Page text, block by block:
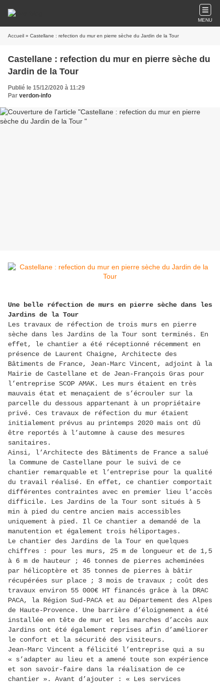
MENU
Accueil » Castellane : refection du mur en pierre sèche du Jardin de la Tour
Castellane : refection du mur en pierre sèche du
Jardin de la Tour
Publié le 15/12/2020 à 11:29
Par verdon-info
Une belle réfection de murs en pierre sèche dans les
Jardins de la Tour
Les travaux de réfection de trois murs en pierre
sèche dans les Jardins de la Tour sont terminés. En
effet, le chantier a été réceptionné récemment en
présence de Laurent Chaigne, Architecte des
Bâtiments de France, Jean-Marc Vincent, adjoint à la
Mairie de Castellane et de Jean-François Gras pour
l’entreprise SCOP AMAK. Les murs étaient en très
mauvais état et menaçaient de s’écrouler sur la
parcelle du dessous appartenant à un propriétaire
privé. Ces travaux de réfection du mur étaient
initialement prévus au printemps 2020 mais ont dû
être reportés à l’automne à cause des mesures
sanitaires.
Ainsi, l’Architecte des Bâtiments de France a salué
la Commune de Castellane pour le suivi de ce
chantier remarquable et l’entreprise pour la qualité
du travail réalisé. En effet, ce chantier comportait
différentes contraintes avec en premier lieu l’accès
difficile. Les Jardins de la Tour sont situés à 5
min à pied du centre ancien mais accessibles
uniquement à pied. Il Ce chantier a demandé de la
manutention et également trois héliportages.
Le chantier des Jardins de la Tour en quelques
chiffres : pour les murs, 25 m de longueur et de 1,5
à 6 m de hauteur ; 46 tonnes de pierres acheminées
par hélicoptère et 35 tonnes de pierres à bâtir
récupérées sur place ; 3 mois de travaux ; coût des
travaux environ 55 000€ HT financés grâce à la DRAC
PACA, la Région Sud-PACA et au Département des Alpes
de Haute-Provence. Une barrière d’éloignement a été
installée en tête de mur et les marches d’accès aux
Jardins ont été également reprises afin d’améliorer
le confort et la sécurité des visiteurs.
Jean-Marc Vincent a félicité l’entreprise qui a su
« s’adapter au lieu et a amené toute son expérience
et son savoir-faire dans la réalisation de ce
chantier ». Avant d’ajouter : « Les services